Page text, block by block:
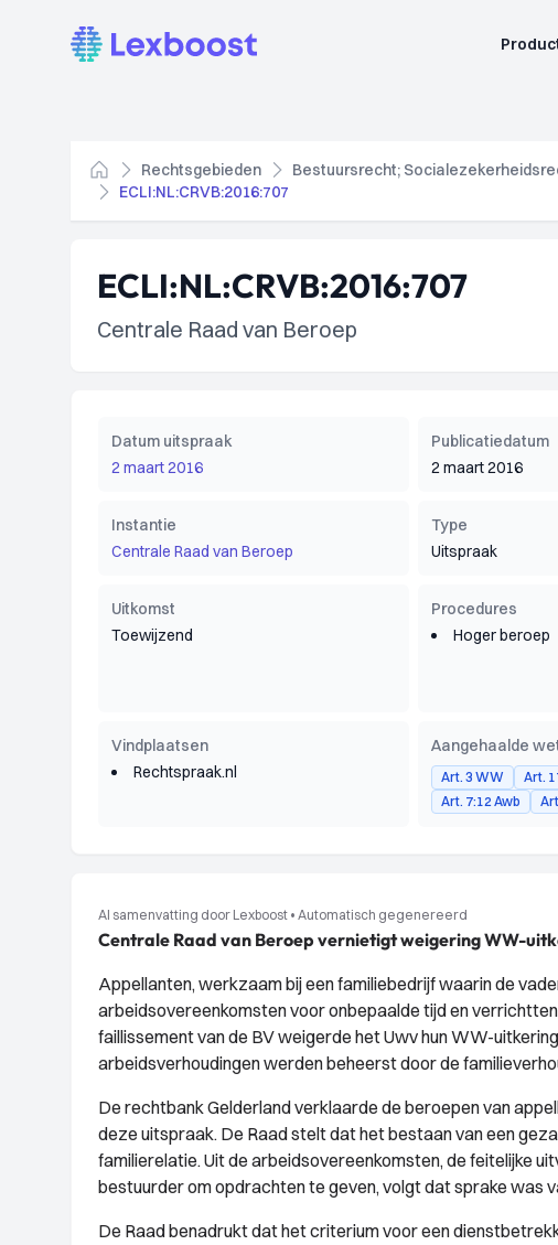
Lexboost
Home
Rechtsgebieden Bestuursrecht;
ECLI:NL:CRVB:2016:707
ECLI:NL:CRVB:2016:707
Centrale Raad van Beroep
Datum uitspraak
2 maart 2016
Publicatiedatum
2 maart 2016
Instantie
Centrale Raad van Beroep
Type
Uitspraak
Uitkomst
Toewijzend
Procedures
Hoger beroep
Vindplaatsen
Rechtspraak.nl
Aangehaalde
Art. 3 WW
Art.
Art. 7:12 Awb
AI samenvatting door Lexboost • Automatisch gegenereerd
Centrale Raad van Beroep vernietigt weigering WW-
Appellanten, werkzaam bij een familiebedrijf waarin de
arbeidsovereenkomsten voor onbepaalde tijd en
faillissement van de BV weigerde het Uwv hun WW-
arbeidsverhoudingen werden beheerst door de
De rechtbank Gelderland verklaarde de beroepen van
deze uitspraak. De Raad stelt dat het bestaan van een
familierelatie. Uit de arbeidsovereenkomsten, de feitelijke
bestuurder om opdrachten te geven, volgt dat sprake was
De Raad benadrukt dat het criterium voor een